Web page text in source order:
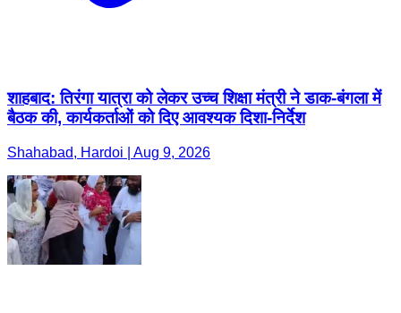
शाहबाद: तिरंगा यात्रा को लेकर उच्च शिक्षा मंत्री ने डाक-बंगला में
बैठक की, कार्यकर्ताओं को दिए आवश्यक दिशा-निर्देश
Shahabad, Hardoi | Aug 9, 2026